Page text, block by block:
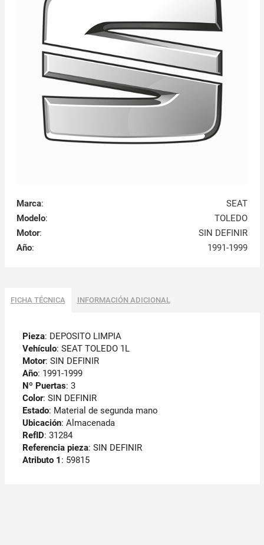
Marca:
SEAT
Modelo:
TOLEDO
Motor:
SIN DEFINIR
Año: 1991-1999
FICHA TÉCNICA INFORMACIÓN ADICIONAL
Pieza: DEPOSITO LIMPIA
Vehículo: SEAT TOLEDO 1L
Motor: SIN DEFINIR
Año: 1991-1999
Nº Puertas: 3
Color: SIN DEFINIR
Estado: Material de segunda mano
Ubicación: Almacenada
RefID: 31284
Referencia pieza: SIN DEFINIR
Atributo 1 : 59815